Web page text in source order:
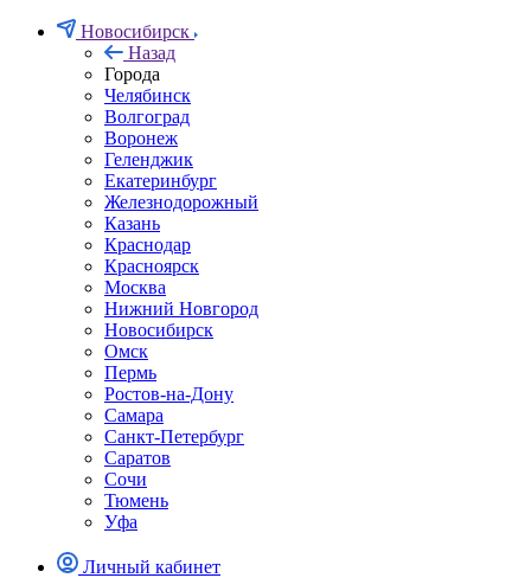
Новосибирск
Назад
Города
Челябинск
Волгоград
Воронеж
Геленджик
Екатеринбург
Железнодорожный
Казань
Краснодар
Красноярск
Москва
Нижний Новгород
Новосибирск
Омск
Пермь
Ростов-на-Дону
Самара
Санкт-Петербург
Саратов
Сочи
Тюмень
Уфа
Личный кабинет